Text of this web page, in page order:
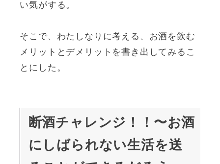
い気がする。
そこで、わたしなりに考える、お酒を飲む
メリットとデメリットを書き出してみるこ
とにした。
断酒チャレンジ！！〜お酒
にしばられない生活を送